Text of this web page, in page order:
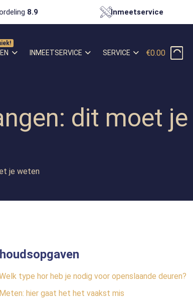
8.9 Inmeetservice
INMEETSERVICE SERVICE €0.00
dit moet je
je weten
type hor heb je nodig voor openslaande deuren?
Meten: hier gaat het het vaakst mis